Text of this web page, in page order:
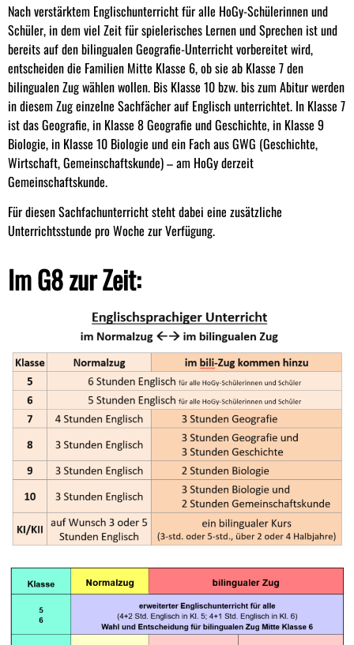
Nach verstärktem Englischunterricht für alle HoGy-Schülerinnen und
Schüler, in dem viel Zeit für spielerisches Lernen und Sprechen ist und
bereits auf den bilingualen Geografie-Unterricht vorbereitet wird,
entscheiden die Familien Mitte Klasse 6, ob sie ab Klasse 7 den
bilingualen Zug wählen wollen. Bis Klasse 10 bzw. bis zum Abitur werden
in diesem Zug einzelne Sachfächer auf Englisch unterrichtet. In Klasse 7
ist das Geografie, in Klasse 8 Geografie und Geschichte, in Klasse 9
Biologie, in Klasse 10 Biologie und ein Fach aus GWG (Geschichte,
Wirtschaft, Gemeinschaftskunde) – am HoGy derzeit
Gemeinschaftskunde.
Für diesen Sachfachunterricht steht dabei eine zusätzliche
Unterrichtsstunde pro Woche zur Verfügung.
Im G8 zur Zeit: